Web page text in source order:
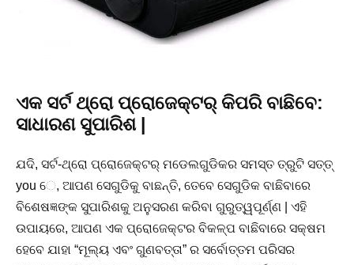
ଏକ ସର୍ଟ ଥ୍ରୋ ପ୍ରୋଜେକ୍ଟର୍ କିପରି ବାଛିବେ:
ସାଧାରଣ ସୁପାରିଶ |
ଯଦି, ସର୍ଟ-ଥ୍ରୋ ପ୍ରୋଜେକ୍ଟର୍ ମଡେଲଗୁଡିକର ସମସ୍ତ ତ୍ରୁଟି ସତ୍ତ୍
you େ, ଆପଣ ସେଗୁଡିକୁ ବାଛନ୍ତି, ତେବେ ସେଗୁଡିକ ବାଛିବାରେ
ବିଶେଷଜ୍ଞଙ୍କ ସୁପାରିଶକୁ ଅନୁସରଣ କରିବା ଗୁରୁତ୍ୱପୂର୍ଣ୍ଣ | ଏହି
ଉପାୟରେ, ଆପଣ ଏକ ପ୍ରୋଜେକ୍ଟର ବିକଳ୍ପ ବାଛିବାରେ ସକ୍ଷମ
ହେବେ ଯାହା “ମୂଲ୍ୟ ଏବଂ ଗୁଣବତ୍ତା” ର ସର୍ବୋତ୍ତମ ପରିସର